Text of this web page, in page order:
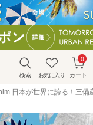
検索 お気に入り カート
0
日本が世界に誇る！三備